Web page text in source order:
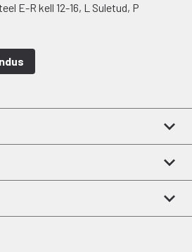
E-R kell 12-16, L Suletud, P